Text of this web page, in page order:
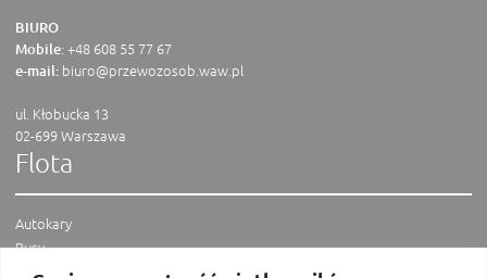
BIURO
Mobile:+48 608 55 77 67
e-mail: biuro@przewozosob.waw.pl
ul. Kłobucka 13
02-699 Warszawa
Flota
Autokary
Busy
Vany